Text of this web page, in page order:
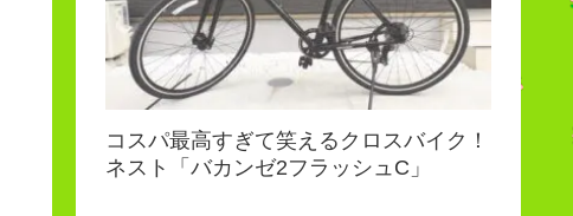
コスパ最高すぎて笑えるクロスバイク！
ネスト「バカンゼ2フラッシュC」